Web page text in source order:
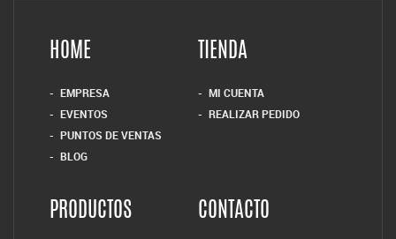
HOME
EMPRESA
EVENTOS
PUNTOS DE VENTAS
BLOG
TIENDA
MI CUENTA
REALIZAR PEDIDO
PRODUCTOS CONTACTO